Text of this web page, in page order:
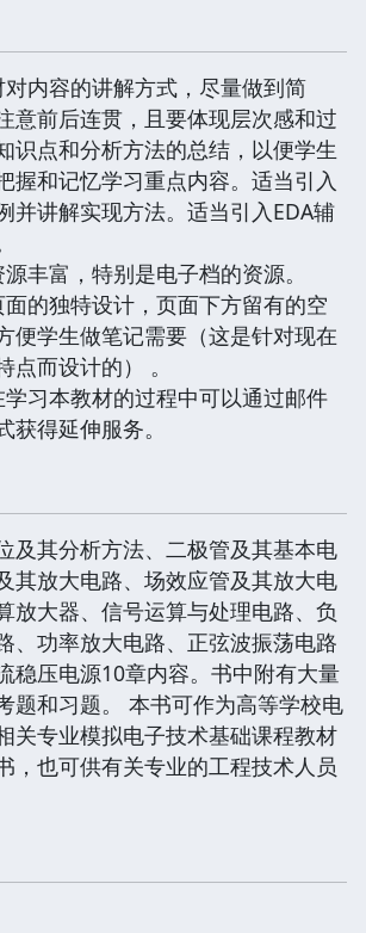
对内容的讲解方式，尽量做到简
意前后连贯，且要体现层次感和过
识点和分析方法的总结，以便学生
握和记忆学习重点内容。适当引入
并讲解实现方法。适当引入EDA辅
源丰富，特别是电子档的资源。
面的独特设计，页面下方留有的空
便学生做笔记需要（这是针对现在
点而设计的） 。
学习本教材的过程中可以通过邮件
获得延伸服务。
及其分析方法、二极管及其基本电
其放大电路、场效应管及其放大电
放大器、信号运算与处理电路、负
、功率放大电路、正弦波振荡电路
稳压电源10章内容。书中附有大量
题和习题。 本书可作为高等学校电
关专业模拟电子技术基础课程教材
，也可供有关专业的工程技术人员